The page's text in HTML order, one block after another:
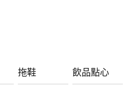
拖鞋 飲品點心